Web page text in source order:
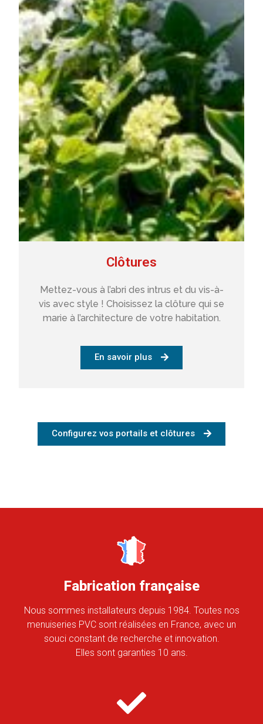
Clôtures
Mettez-vous à l’abri des intrus et du vis-à-
vis avec style ! Choisissez la clôture qui se
marie à l’architecture de votre habitation.
En savoir plus
Configurez vos portails et clôtures
Fabrication française
Nous sommes installateurs depuis 1984. Toutes nos
menuiseries PVC sont réalisées en France, avec un
souci constant de recherche et innovation.
Elles sont garanties 10 ans.